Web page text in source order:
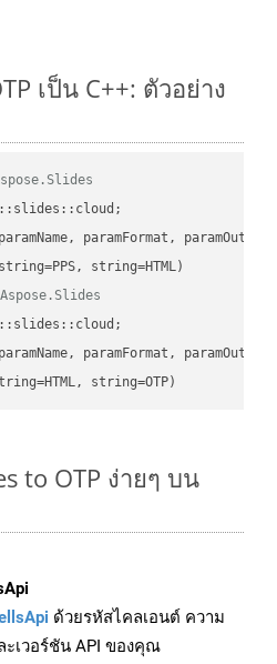
เป็น C++: ตัวอย่าง
paramFormat,
paramFormat,
string=OTP)
to OTP ง่ายๆ บน
ด้วยรหัสไคลเอนต์ ความ
ะเวอร์ชัน API ของคุณ